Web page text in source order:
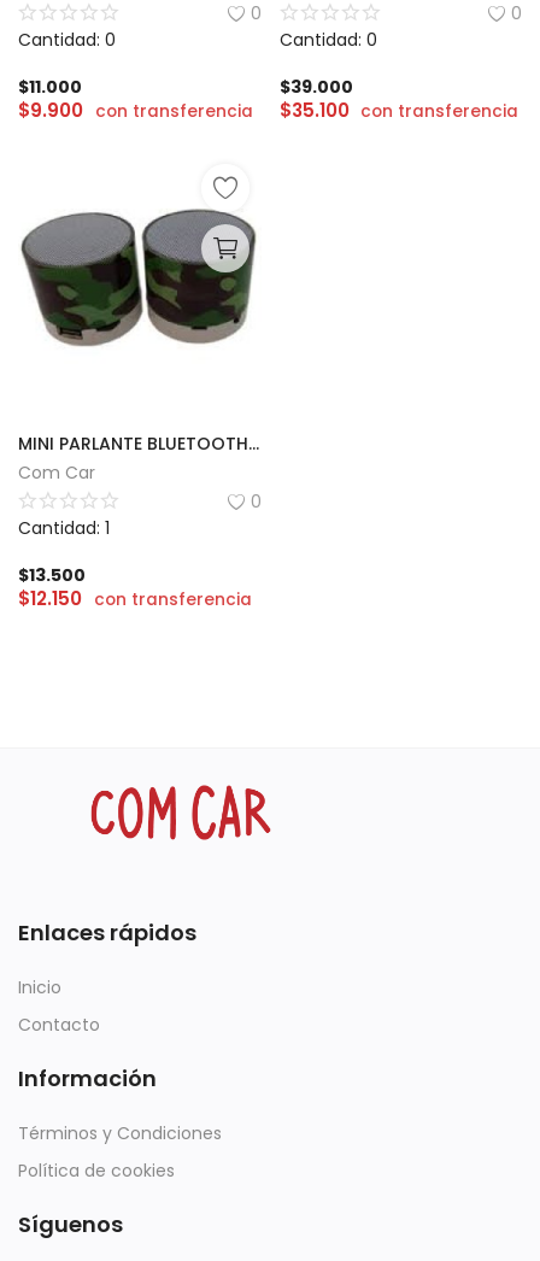
0
Cantidad: 0
$11.000
$9.900 con transferencia
0
Cantidad: 0
$39.000
$35.100 con transferencia
MINI PARLANTE BLUETOOTH MUSIC
Com Car
0
Cantidad: 1
$13.500
$12.150 con transferencia
Enlaces rápidos
Inicio
Contacto
Información
Términos y Condiciones
Política de cookies
Síguenos